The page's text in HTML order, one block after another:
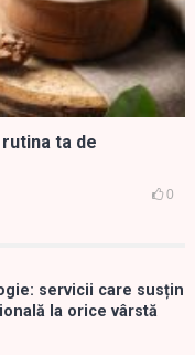
ta de
0
servicii care susțin
la orice vârstă